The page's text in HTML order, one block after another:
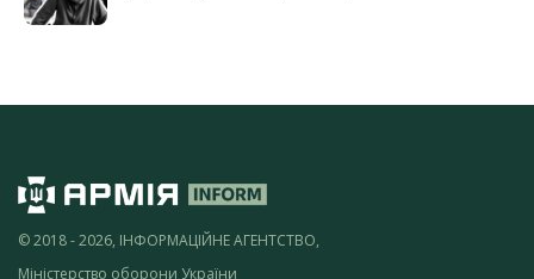
© 2018 - 2026, ІНФОРМАЦІЙНЕ АГЕНТСТВО,
Міністерство оборони України